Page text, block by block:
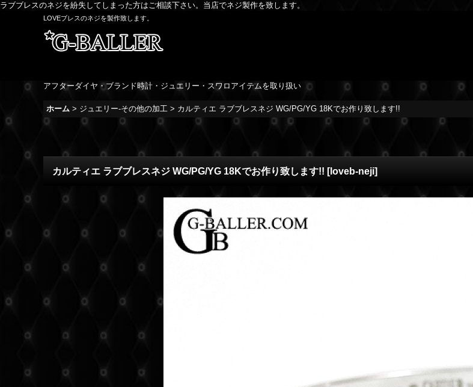
ラブブレスのネジを紛失してしまった方はご相談下さい。当店でネジ製作を致します。
LOVEブレスのネジを製作致します。
アフターダイヤ・ブランド時計・ジュエリー・スワロアイテムを取り扱い
ホーム > ジュエリー-その他の加工 > カルティエ ラブブレスネジ WG/PG/YG 18Kでお作り致します!!
カルティエ ラブブレスネジ WG/PG/YG 18Kでお作り致します!! [loveb-neji]